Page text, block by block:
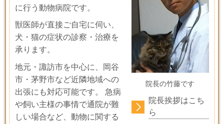
院長の竹藤です
院長挨拶はこち
ら
に行う動物病院です。
獣医師が直接ご自宅に伺い、
犬・猫の症状の診察・治療を
承ります。
地元・諏訪市を中心に、岡谷
市・茅野市など近隣地域への
出張にも対応可能です。 急病
や飼い主様の事情で通院が難
しい場合など、動物に関する